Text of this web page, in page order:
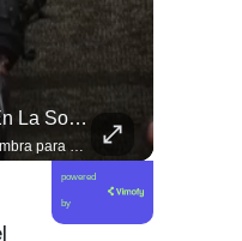
🚨 ¿Coordinaciones En La Sombra Para Blindar Una Candidatura Presidencial?
🚨 ¿Coordinaciones en la sombra para blindar una candidatura presidencial? Nuevos chats salpican a Andrés Chadwick. 🇨🇱⚖️ Mensajes incautados por la Fiscalía revelan que el exministro operó junto a Luis Hermosilla para preparar a testigos clave en la causa por coimas de LAN en 2009. Las conversaciones desmienten la versión de Chadwick sobre haberse enterado del caso por la prensa, exponiendo una estrategia judicial y comunicacional para evitar que el escándalo de información privilegiada y pagos indebidos afectara la carrera de Sebastián Piñera a La Moneda. 📲💣 🎥 Revisa el desglose completo de los chats y los detalles del reportaje en elciudadano.com 🔗 (Link en la biografía). ¿Qué impacto crees que tienen estas revelaciones en la trastienda del poder político? Te leemos en los comentarios. 💬👇🏼
powered
by